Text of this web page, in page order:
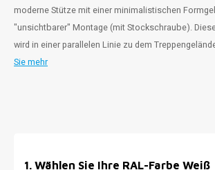
moderne Stütze mit einer minimalistischen
"unsichtbarer" Montage (mit Stockschraube).
wird in einer parallelen Linie zu dem
Sie mehr
1 Wählen Sie Ihre RAL-Farbe Weiß